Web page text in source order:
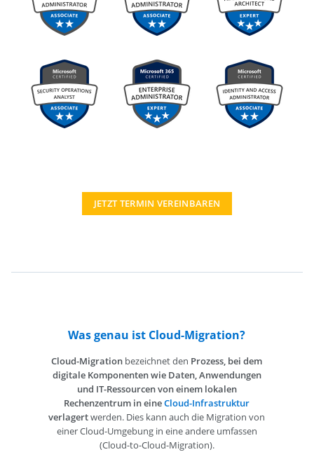
JETZT TERMIN VEREINBAREN
Was genau ist Cloud-Migration?
Cloud-Migration bezeichnet den Prozess, bei dem
digitale Komponenten wie Daten, Anwendungen
und IT-Ressourcen von einem lokalen
Rechenzentrum in eineCloud-Infrastruktur
verlagertwerden. Dies kann auch die Migration von
einer Cloud-Umgebung in eine andere umfassen
(Cloud-to-Cloud-Migration).